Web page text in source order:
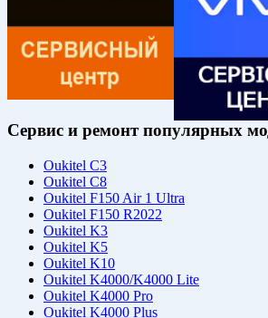
Сервис и ремонт популярных
Oukitel C3
Oukitel C8
Oukitel F150 Air 1 Ultra
Oukitel F150 R2022
Oukitel K3
Oukitel K5
Oukitel K10
Oukitel K4000/K4000 Lite
Oukitel K4000 Pro
Oukitel K4000 Plus